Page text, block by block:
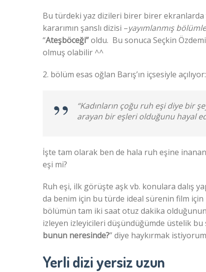
Bu türdeki yaz dizileri birer birer ekranlarda
kararımın şanslı dizisi –yayımlanmış
“Ateşböceği”oldu. Bu sonuca Seçkin
olmuş olabilir ^^
2. bölüm esas oğlan Barış’ın içsesiyle açılıyor:
“Kadınların çoğu ruh eşi diye bir
arayan bir eşleri olduğunu hayal
İşte tam olarak ben de hala ruh eşine
eşi mi?
Ruh eşi, ilk görüşte aşk vb. konulara dalış
da benim için bu türde ideal sürenin film
bölümün tam iki saat otuz dakika
izleyen izleyicileri düşündüğümde üstelik
bunun neresinde?” diye haykırmak
Yerli dizi yersiz uzun